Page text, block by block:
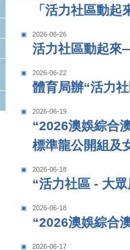
「活力社區動
2026-06-26
活力社區動起來
2026-06-22
體育局辦“活力
2026-06-19
“2026澳娛綜合
標準龍公開組及
2026-06-18
“活力社區 - 大
2026-06-18
“2026澳娛綜合
2026-06-17